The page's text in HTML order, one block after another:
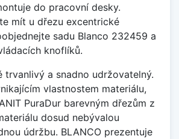
do pracovní desky.
mít u dřezu excentrické
sadu Blanco 232459 a
knoflíků.
trvanlivý a snadno udržovatelný.
vlastnostem materiálu,
PuraDur barevným dřezům z
dosud nebývalou
údržbu. BLANCO prezentuje